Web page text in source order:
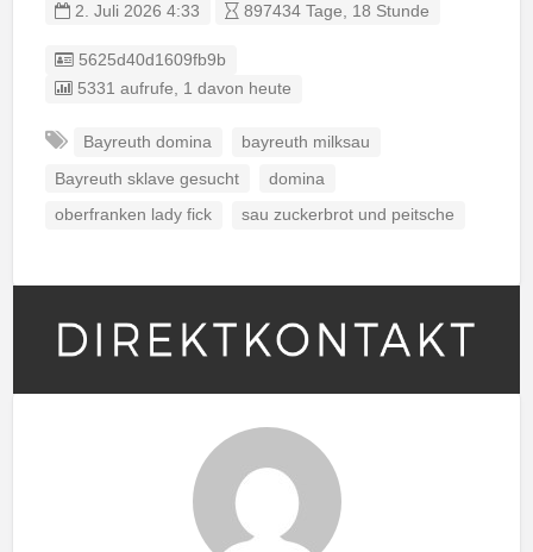
2. Juli 2026 4:33 897434 Tage, 18 Stunde
Listing ID
5625d40d1609fb9b
5331 aufrufe, 1 davon heute
Bayreuth domina bayreuth milksau
Bayreuth sklave gesucht domina
oberfranken lady fick sau zuckerbrot und peitsche